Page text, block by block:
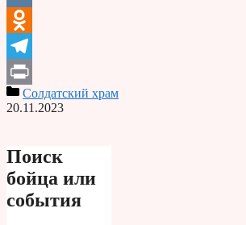
VK
Odnoklassniki
Telegram
PrintСолдатский храм
20.11.2023
Поиск
бойца или
события